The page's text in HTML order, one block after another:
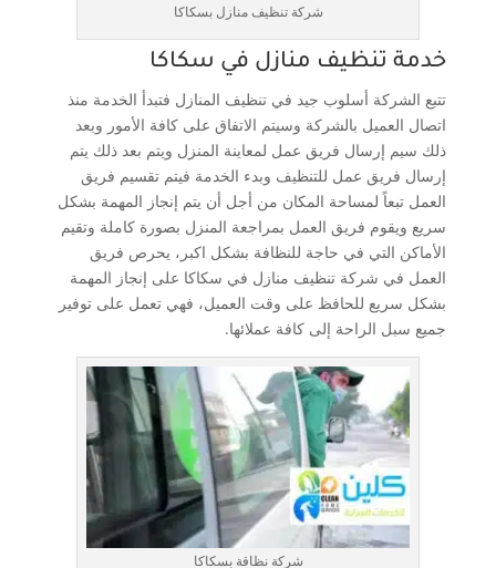
شركة تنظيف منازل بسكاكا
خدمة تنظيف منازل في سكاكا
تتبع الشركة أسلوب جيد في تنظيف المنازل فتبدأ الخدمة منذ
اتصال العميل بالشركة وسيتم الاتفاق على كافة الأمور وبعد
ذلك سيم إرسال فريق عمل لمعاينة المنزل ويتم بعد ذلك يتم
إرسال فريق عمل للتنظيف وبدء الخدمة فيتم تقسيم فريق
العمل تبعاً لمساحة المكان من أجل أن يتم إنجاز المهمة بشكل
سريع ويقوم فريق العمل بمراجعة المنزل بصورة كاملة وتقيم
الأماكن التي في حاجة للنظافة بشكل اكبر، يحرص فريق
العمل في شركة تنظيف منازل في سكاكا على إنجاز المهمة
بشكل سريع للحافظ على وقت العميل، فهي تعمل على توفير
جميع سبل الراحة إلى كافة عملائها.
شركة نظاقة بسكاكا